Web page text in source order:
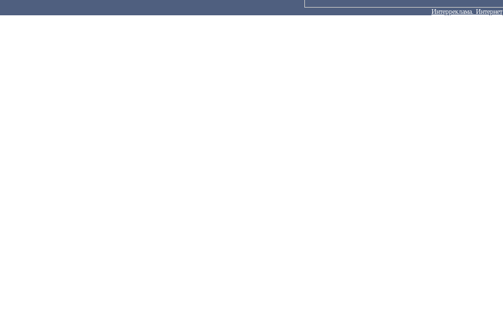
Интерреклама. Интернет